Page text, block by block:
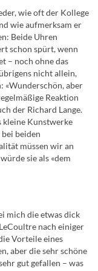
wie oft der Kollege
wie aufmerksam er
Beide Uhren
schon spürt, wenn
– noch ohne das
nicht allein,
«Wunderschön, aber
Reaktion
der Richard Lange.
Kunstwerke
beiden
müssen wir an
sie als «dem
mich die etwas dick
nach einiger
Vorteile eines
aber die sehr schöne
gut gefallen – was